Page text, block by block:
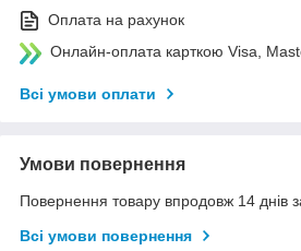
Оплата на рахунок
Онлайн-оплата карткою Visa,
Всі умови оплати
Умови повернення
Повернення товару впродовж 14 днів
Всі умови повернення